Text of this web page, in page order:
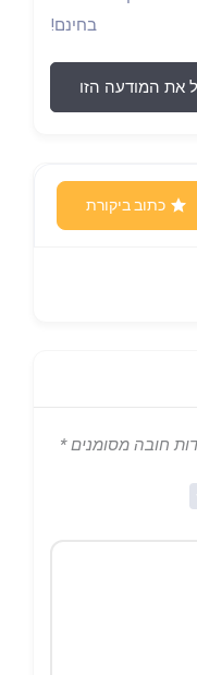
בחינם!
את המודעה הזו
כתוב ביקורת
חובה מסומנים*